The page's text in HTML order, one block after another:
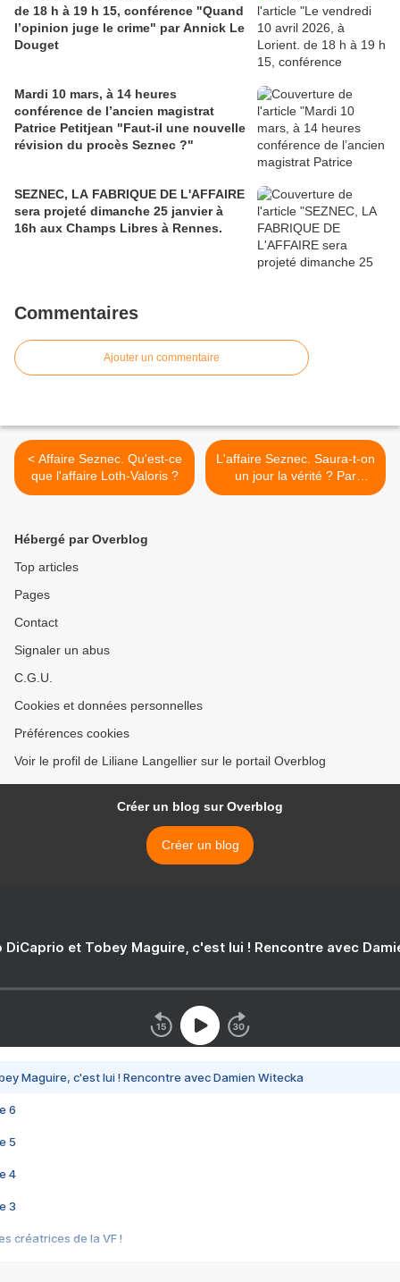
de 18 h à 19 h 15, conférence "Quand
l’opinion juge le crime" par Annick Le
Douget
Mardi 10 mars, à 14 heures
conférence de l’ancien magistrat
Patrice Petitjean "Faut-il une nouvelle
révision du procès Seznec ?"
SEZNEC, LA FABRIQUE DE L'AFFAIRE
sera projeté dimanche 25 janvier à
16h aux Champs Libres à Rennes.
Commentaires
Ajouter un commentaire
< Affaire Seznec. Qu'est-ce
que l'affaire Loth-Valoris ?
L'affaire Seznec. Saura-t-on
un jour la vérité ? Par
l'inénarrable Anne-Sophie
Hébergé par Overblog
Top articles
Pages
Contact
Signaler un abus
C.G.U.
Cookies et données personnelles
Préférences cookies
Voir le profil de Liliane Langellier sur le portail Overblog
Créer un blog sur Overblog
Créer un blog
DiCaprio et Tobey Maguire, c'est lui ! Rencontre avec
Maguire, c'est lui ! Rencontre avec Damien Witecka
6
5
4
3
créatrices de la VF !